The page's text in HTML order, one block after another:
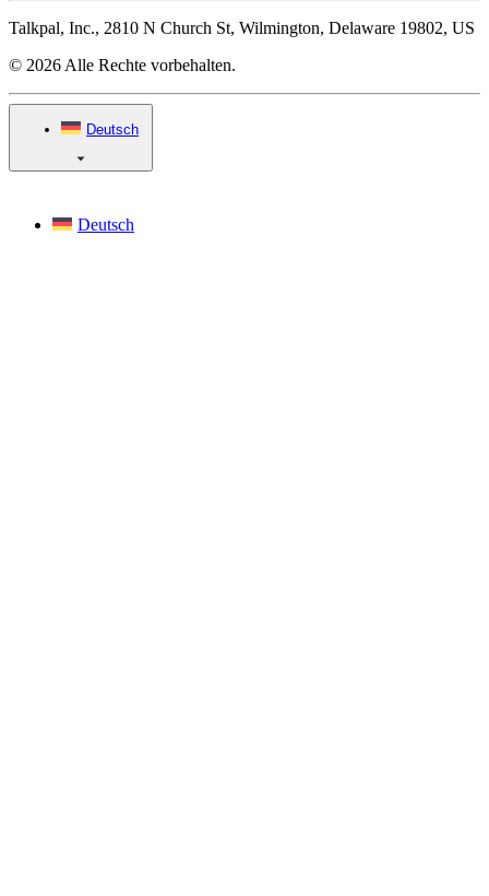
Talkpal, Inc., 2810 N Church St, Wilmington, Delaware 19802, US
© 2026 Alle Rechte vorbehalten.
Deutsch
Deutsch